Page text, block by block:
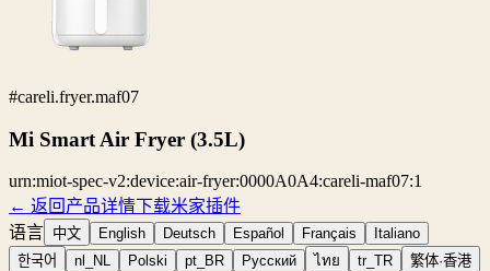
#careli.fryer.maf07
Mi Smart Air Fryer (3.5L)
urn:miot-spec-v2:device:air-fryer:0000A0A4:careli-maf07:1
← 返回产品详情下载米家插件
语言 中文 English Deutsch Español Français
Italiano
한국어
nl_NL Polski pt_BR Русский ไทย tr_TR
繁体·香港